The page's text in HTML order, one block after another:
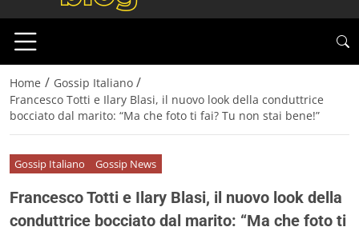
Home / Gossip Italiano /
Francesco Totti e Ilary Blasi, il nuovo look della conduttrice
bocciato dal marito: “Ma che foto ti fai? Tu non stai bene!”
Gossip Italiano Gossip News
Francesco Totti e Ilary Blasi, il nuovo look della
conduttrice bocciato dal marito: “Ma che foto ti